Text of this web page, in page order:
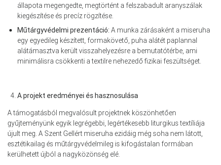
állapota megengedte, megtörtént a felszabadult aranyszálak
kiegészítése és precíz rögzítése.
Műtárgyvédelmi prezentáció: A munka zárásaként a miseruha
egy egyedileg készített, formakövető, puha alátét paplannal
alátámasztva került visszahelyezésre a bemutatótérbe, ami
minimálisra csökkenti a textilre nehezedő fizikai feszültséget.
A projekt eredményei és hasznosulása
A támogatásból megvalósult projektnek köszönhetően
gyűjteményünk egyik legrégebbi, legértékesebb liturgikus textíliája
újult meg. A Szent Gellért miseruha ezidáig még soha nem látott,
esztétikailag és műtárgyvédelmileg is kifogástalan formában
kerülhetett újból a nagyközönség elé.